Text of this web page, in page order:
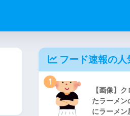
フード速報の人
1
【画像】
たラーメン
にラーメン